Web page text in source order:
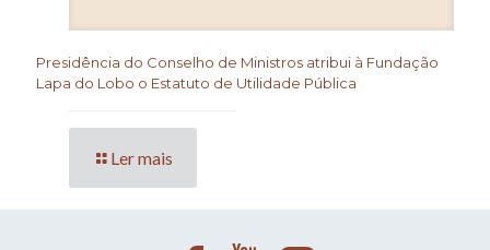
Presidência do Conselho de Ministros atribui à Fundação
Lapa do Lobo o Estatuto de Utilidade Pública
Ler mais